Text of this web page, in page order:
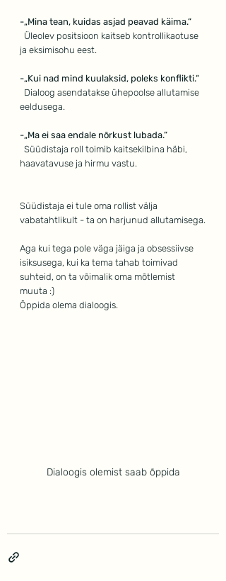
-„Mina tean, kuidas asjad peavad käima.“
ja eksimisohu eest.
-„Kui nad mind kuulaksid, poleks konflikti.“
eeldusega.
-„Ma ei saa endale nõrkust lubada.“
haavatavuse ja hirmu vastu.
Süüdistaja ei tule oma rollist välja
vabatahtlikult - ta on harjunud allutamisega.
Aga kui tega pole väga jäiga ja obsessiivse
isiksusega, kui ka tema tahab toimivad
suhteid, on ta võimalik oma mõtlemist
muuta :)
Õppida olema dialoogis.
Dialoogis olemist saab õppida